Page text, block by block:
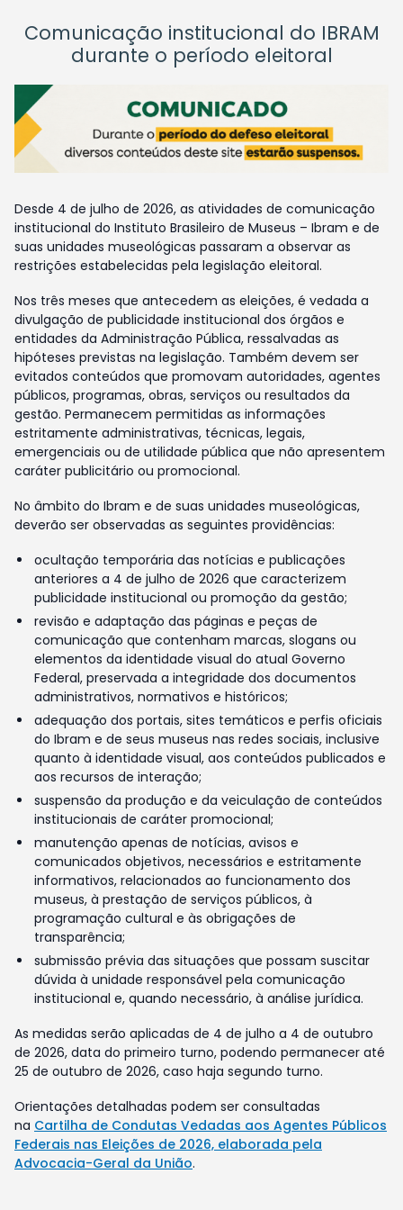
Comunicação institucional do IBRAM
durante o período eleitoral
Desde 4 de julho de 2026, as atividades de comunicação
institucional do Instituto Brasileiro de Museus – Ibram e de
suas unidades museológicas passaram a observar as
restrições estabelecidas pela legislação eleitoral.
Nos três meses que antecedem as eleições, é vedada a
divulgação de publicidade institucional dos órgãos e
entidades da Administração Pública, ressalvadas as
hipóteses previstas na legislação. Também devem ser
evitados conteúdos que promovam autoridades, agentes
públicos, programas, obras, serviços ou resultados da
gestão. Permanecem permitidas as informações
estritamente administrativas, técnicas, legais,
emergenciais ou de utilidade pública que não apresentem
caráter publicitário ou promocional.
No âmbito do Ibram e de suas unidades museológicas,
deverão ser observadas as seguintes providências:
ocultação temporária das notícias e publicações
anteriores a 4 de julho de 2026 que caracterizem
publicidade institucional ou promoção da gestão;
revisão e adaptação das páginas e peças de
comunicação que contenham marcas, slogans ou
elementos da identidade visual do atual Governo
Federal, preservada a integridade dos documentos
administrativos, normativos e históricos;
adequação dos portais, sites temáticos e perfis oficiais
do Ibram e de seus museus nas redes sociais, inclusive
quanto à identidade visual, aos conteúdos publicados e
aos recursos de interação;
suspensão da produção e da veiculação de conteúdos
institucionais de caráter promocional;
manutenção apenas de notícias, avisos e
comunicados objetivos, necessários e estritamente
informativos, relacionados ao funcionamento dos
museus, à prestação de serviços públicos, à
programação cultural e às obrigações de
transparência;
submissão prévia das situações que possam suscitar
dúvida à unidade responsável pela comunicação
institucional e, quando necessário, à análise jurídica.
As medidas serão aplicadas de 4 de julho a 4 de outubro
de 2026, data do primeiro turno, podendo permanecer até
25 de outubro de 2026, caso haja segundo turno.
Orientações detalhadas podem ser consultadas
na Cartilha de Condutas Vedadas aos Agentes Públicos
Federais nas Eleições de 2026, elaborada pela
Advocacia-Geral da União.